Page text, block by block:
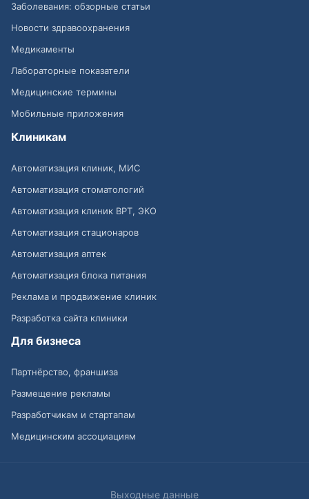
Заболевания: обзорные статьи
Новости здравоохранения
Медикаменты
Лабораторные показатели
Медицинские термины
Мобильные приложения
Клиникам
Автоматизация клиник, МИС
Автоматизация стоматологий
Автоматизация клиник ВРТ, ЭКО
Автоматизация стационаров
Автоматизация аптек
Автоматизация блока питания
Реклама и продвижение клиник
Разработка сайта клиники
Для бизнеса
Партнёрство, франшиза
Размещение рекламы
Разработчикам и стартапам
Медицинским ассоциациям
Выходные данные